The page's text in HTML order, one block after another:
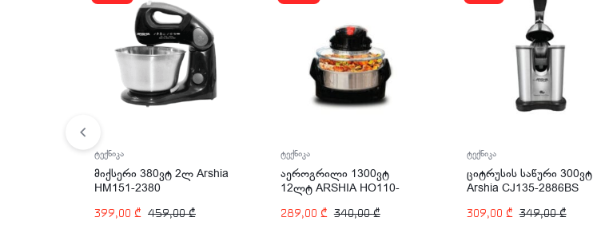
ტექნიკა
მიქსერი 380ვტ 2ლ Arshia
HM151-2380
399,00 ₾ 459,00₾
ტექნიკა
აეროგრილი 1300ვტ
12ლტ ARSHIA HO110-
289,00 ₾ 340,00₾
ტექნიკა
ციტრუსის საწური 300ვტ
Arshia CJ135-2886BS
309,00 ₾ 349,00₾